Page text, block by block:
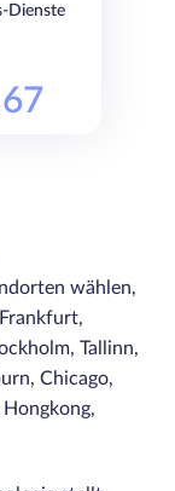
Dienste
67
wählen,
Tallinn,
Chicago,